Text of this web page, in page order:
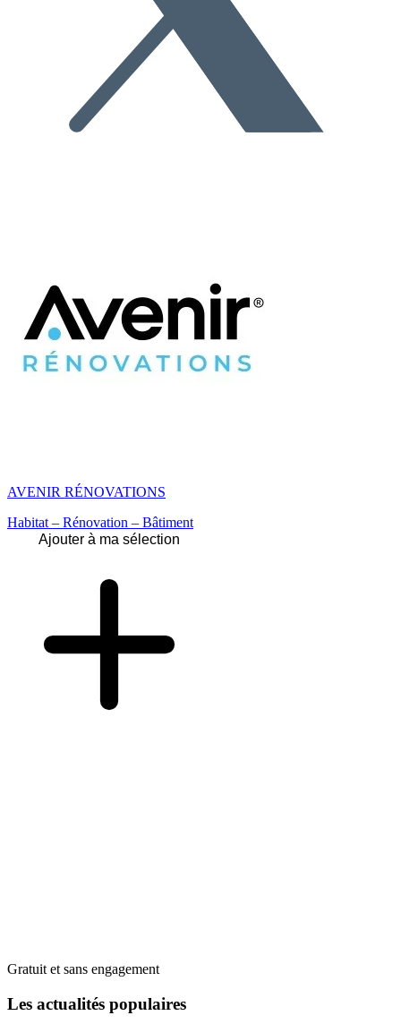
AVENIR RÉNOVATIONS
Habitat – Rénovation – Bâtiment
Ajouter à ma sélection
Gratuit et sans engagement
Les actualités populaires